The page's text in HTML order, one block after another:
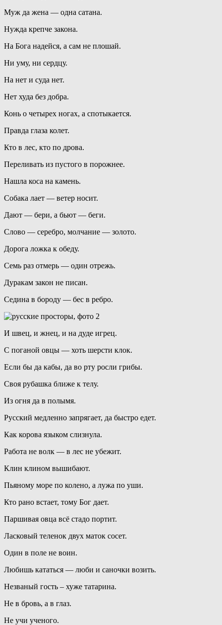
Муж да жена — одна сатана.
Нужда крепче закона.
На Бога надейся, а сам не плошай.
Ни уму, ни сердцу.
На нет и суда нет.
Нет худа без добра.
Конь о четырех ногах, а спотыкается.
Правда глаза колет.
Кто в лес, кто по дрова.
Переливать из пустого в порожнее.
Нашла коса на камень.
Собака лает — ветер носит.
Дают — бери, а бьют — беги.
Слово — серебро, молчание — золото.
Дорога ложка к обеду.
Семь раз отмерь — один отрежь.
Дуракам закон не писан.
Седина в бороду — бес в ребро.
И швец, и жнец, и на дуде игрец.
С поганой овцы — хоть шерсти клок.
Если бы да кабы, да во рту росли грибы.
Своя рубашка ближе к телу.
Из огня да в полымя.
Русский медленно запрягает, да быстро едет.
Как корова языком слизнула.
Работа не волк — в лес не убежит.
Клин клином вышибают.
Пьяному море по колено, а лужа по уши.
Кто рано встает, тому Бог дает.
Паршивая овца всё стадо портит.
Ласковый теленок двух маток сосет.
Один в поле не воин.
Любишь кататься — люби и саночки возить.
Незваный гость – хуже татарина.
Не в бровь, а в глаз.
Не учи ученого.